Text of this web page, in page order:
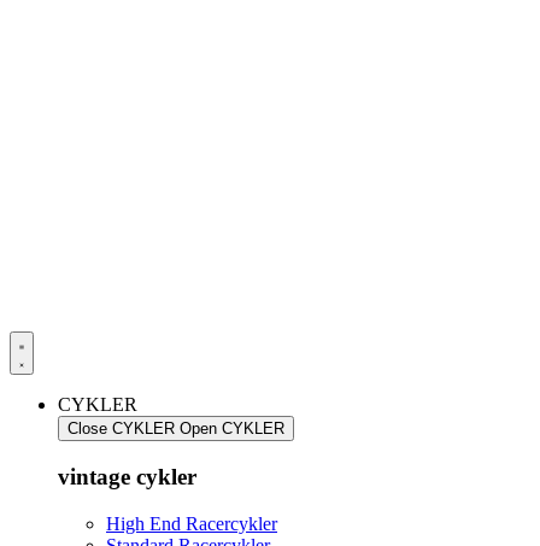
CYKLER
Close CYKLER Open CYKLER
vintage cykler
High End Racercykler